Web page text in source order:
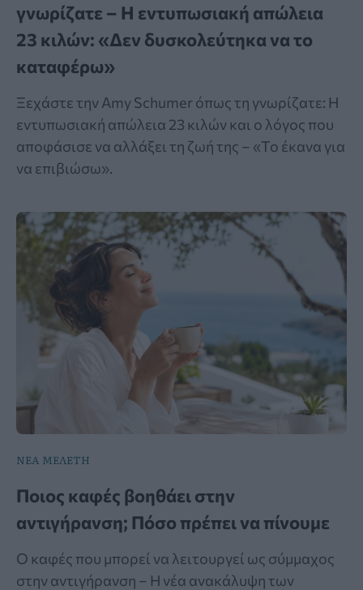
γνωρίζατε – Η εντυπωσιακή απώλεια
23 κιλών: «Δεν δυσκολεύτηκα να το
καταφέρω»
Ξεχάστε την Amy Schumer όπως τη γνωρίζατε: Η
εντυπωσιακή απώλεια 23 κιλών και ο λόγος που
αποφάσισε να αλλάξει τη ζωή της – «Το έκανα για
να επιβιώσω».
ΝΕΑ ΜΕΛΕΤΗ
Ποιος καφές βοηθάει στην
αντιγήρανση; Πόσο πρέπει να πίνουμε
Ο καφές που μπορεί να λειτουργεί ως σύμμαχος
στην αντιγήρανση – Η νέα ανακάλυψη των